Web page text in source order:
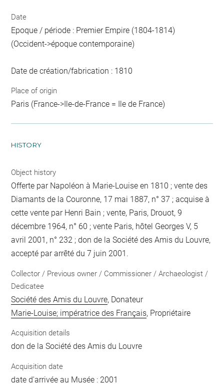
Date
Epoque / période : Premier Empire (1804-1814)
(Occident->époque contemporaine)
Date de création/fabrication : 1810
Place of origin
Paris (France->Ile-de-France = Ile de France)
HISTORY
Object history
Offerte par Napoléon à Marie-Louise en 1810 ; vente des
Diamants de la Couronne, 17 mai 1887, n° 37 ; acquise à
cette vente par Henri Bain ; vente, Paris, Drouot, 9
décembre 1964, n° 60 ; vente Paris, hôtel Georges V, 5
avril 2001, n° 232 ; don de la Société des Amis du Louvre,
accepté par arrêté du 7 juin 2001.
Collector / Previous owner / Commissioner / Archaeologist /
Dedicatee
Société des Amis du Louvre, Donateur
Marie-Louise; impératrice des Français, Propriétaire
Acquisition details
don de la Société des Amis du Louvre
Acquisition date
date d'arrivée au Musée : 2001